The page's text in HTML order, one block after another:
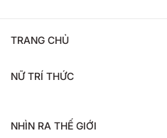
TRANG CHỦ
NỮ TRÍ THỨC
NHÌN RA THẾ GIỚI